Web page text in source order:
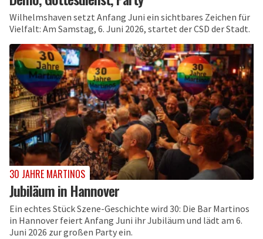
Wilhelmshaven setzt Anfang Juni ein sichtbares Zeichen für
Vielfalt: Am Samstag, 6. Juni 2026, startet der CSD der Stadt.
30 JAHRE MARTINOS
Jubiläum in Hannover
Ein echtes Stück Szene-Geschichte wird 30: Die Bar Martinos
in Hannover feiert Anfang Juni ihr Jubiläum und lädt am 6.
Juni 2026 zur großen Party ein.